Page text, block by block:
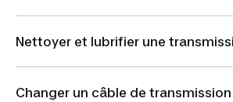
Nettoyer et lubrifier une
Changer un câble de transmission